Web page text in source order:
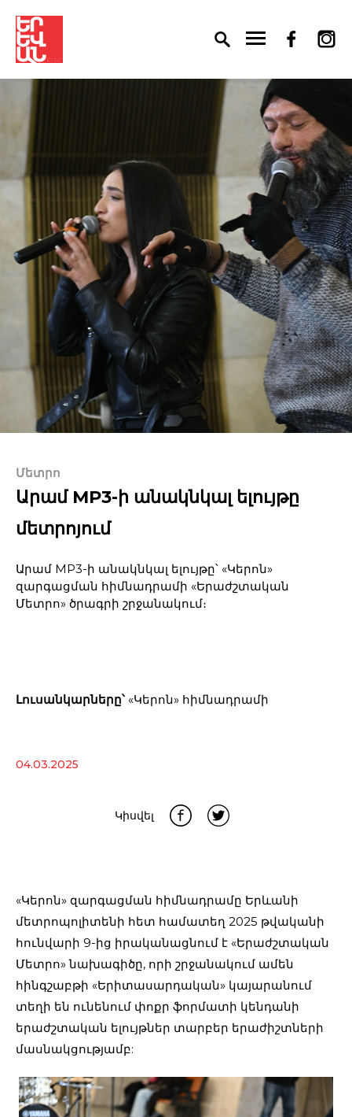
Մետրո
Արամ MP3-ի անակնկալ ելույթը
մետրոյում
Արամ MP3-ի անակնկալ ելույթը՝ «Կերոն»
զարգացման հիմնադրամի «Երաժշտական
Մետրո» ծրագրի շրջանակում։
Լուսանկարները՝ «Կերոն» հիմնադրամի
04.03.2025
Կիսվել
«Կերոն» զարգացման հիմնադրամը Երևանի
մետրոպոլիտենի հետ համատեղ 2025 թվականի
հունվարի 9-ից իրականացնում է «Երաժշտական
Մետրո» նախագիծը, որի շրջանակում ամեն
հինգշաբթի «Երիտասարդական» կայարանում
տեղի են ունենում փոքր ֆորմատի կենդանի
երաժշտական ելույթներ տարբեր երաժիշտների
մասնակցությամբ: